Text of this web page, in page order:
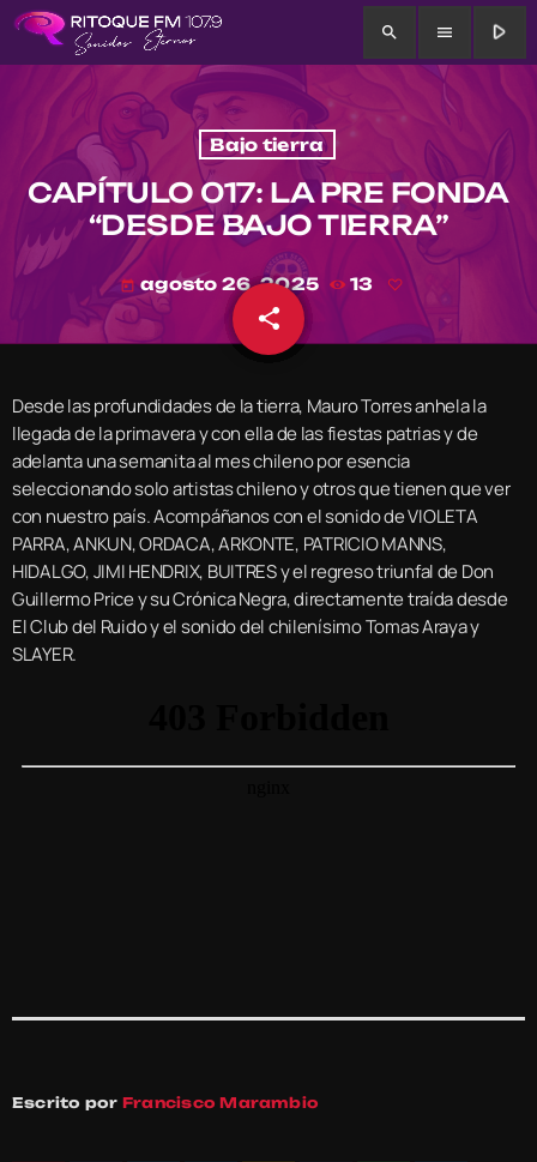
search menu play_arrow
Bajo tierra
CAPÍTULO 017: LA PRE FONDA
“DESDE BAJO TIERRA”
today agosto 26, 2025 13
share
email
Desde las profundidades de la tierra, Mauro Torres anhela la
llegada de la primavera y con ella de las fiestas patrias y de
adelanta una semanita al mes chileno por esencia
seleccionando solo artistas chileno y otros que tienen que ver
con nuestro país. Acompáñanos con el sonido de VIOLETA
PARRA, ANKUN, ORDACA, ARKONTE, PATRICIO MANNS,
HIDALGO, JIMI HENDRIX, BUITRES y el regreso triunfal de Don
Guillermo Price y su Crónica Negra, directamente traída desde
El Club del Ruido y el sonido del chilenísimo Tomas Araya y
SLAYER.
Escrito por Francisco Marambio